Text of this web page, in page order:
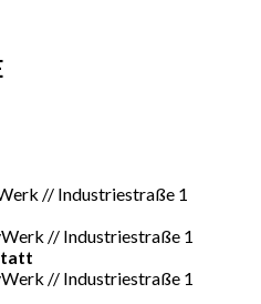
// Industriestraße 1
// Industriestraße 1
// Industriestraße 1